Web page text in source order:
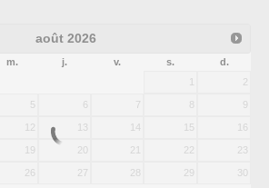
août 2026
m. j. v. s.
d.
1
2
5 6 7 8 9
12 13 14 15 16
19 20 21 22 23
26 27 28 29 30